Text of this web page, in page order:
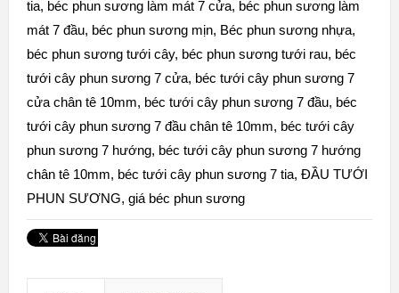
tia, béc phun sương làm mát 7 cửa, béc phun sương làm
mát 7 đầu, béc phun sương mịn, Béc phun sương nhựa,
béc phun sương tưới cây, béc phun sương tưới rau, béc
tưới cây phun sương 7 cửa, béc tưới cây phun sương 7
cửa chân tê 10mm, béc tưới cây phun sương 7 đầu, béc
tưới cây phun sương 7 đầu chân tê 10mm, béc tưới cây
phun sương 7 hướng, béc tưới cây phun sương 7 hướng
chân tê 10mm, béc tưới cây phun sương 7 tia, ĐẦU TƯỚI
PHUN SƯƠNG, giá béc phun sương